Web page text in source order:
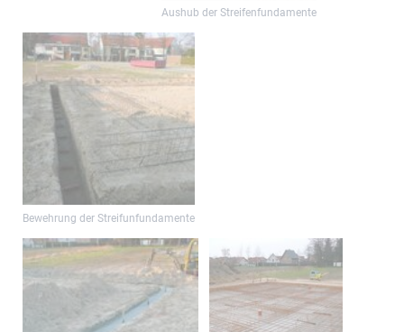
Aushub der Streifenfundamente
Bewehrung der Streifunfundamente